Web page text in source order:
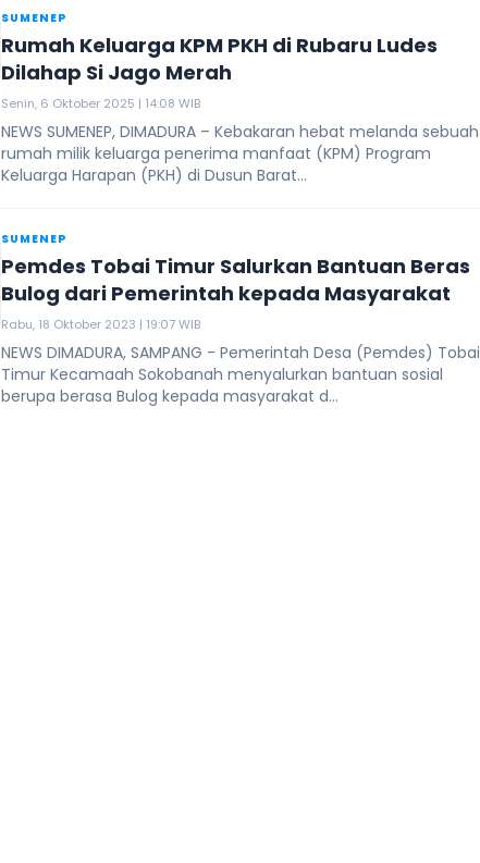
SUMENEP
Rumah Keluarga KPM PKH di Rubaru Ludes
Dilahap Si Jago Merah
Senin, 6 Oktober 2025 | 14:08 WIB
NEWS SUMENEP, DIMADURA – Kebakaran hebat melanda sebuah
rumah milik keluarga penerima manfaat (KPM) Program
Keluarga Harapan (PKH) di Dusun Barat...
SUMENEP
Pemdes Tobai Timur Salurkan Bantuan Beras
Bulog dari Pemerintah kepada Masyarakat
Rabu, 18 Oktober 2023 | 19:07 WIB
NEWS DIMADURA, SAMPANG - Pemerintah Desa (Pemdes) Tobai
Timur Kecamaah Sokobanah menyalurkan bantuan sosial
berupa berasa Bulog kepada masyarakat d...